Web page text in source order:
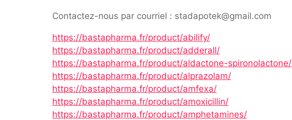
Contactez-nous par courriel : stadapotek@gmail.com
https://bastapharma.fr/product/abilify/
https://bastapharma.fr/product/adderall/
https://bastapharma.fr/product/aldactone-spironolactone/
https://bastapharma.fr/product/alprazolam/
https://bastapharma.fr/product/amfexa/
https://bastapharma.fr/product/amoxicillin/
https://bastapharma.fr/product/amphetamines/